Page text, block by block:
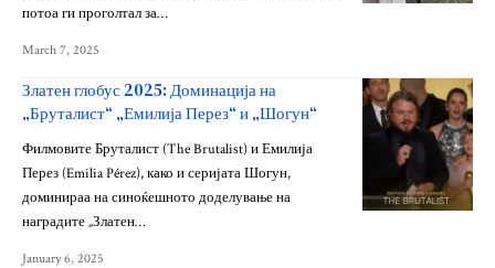
потоа ги проголтал за…
March 7, 2025
Златен глобус 2025: Доминација на
„Бруталист“ „Емилија Перез“ и „Шогун“
Филмовите Бруталист (The Brutalist) и Емилија
Перез (Emilia Pérez), како и серијата Шогун,
доминираа на синоќешното доделување на
наградите „Златен…
January 6, 2025